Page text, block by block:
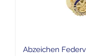
Abzeichen